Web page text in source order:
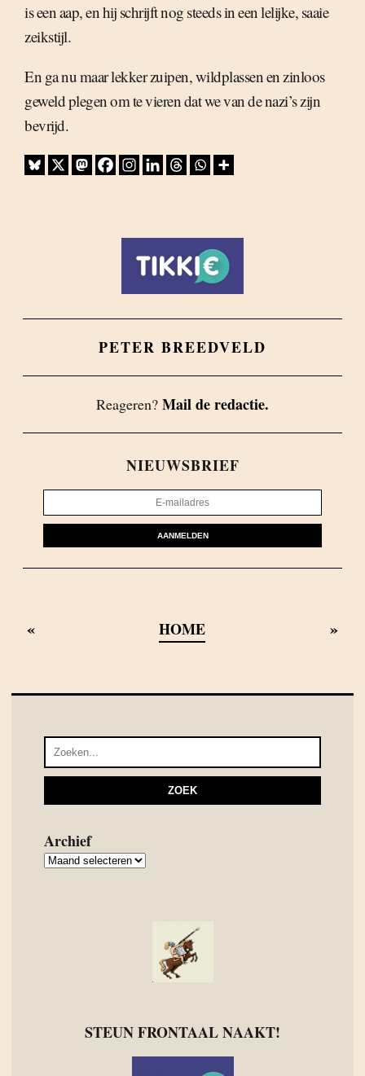
is een aap, en hij schrijft nog steeds in een lelijke, saaie
zeikstijl.
En ga nu maar lekker zuipen, wildplassen en zinloos
geweld plegen om te vieren dat we van de nazi’s zijn
bevrijd.
PETER BREEDVELD
Reageren? Mail de redactie.
NIEUWSBRIEF
AANMELDEN
« HOME »
Archief
Archief
STEUN FRONTAAL NAAKT!